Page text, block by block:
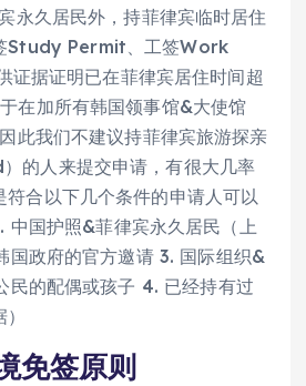
永久居民外，持菲律宾临时居住
Study Permit、工签Work
证据证明已在菲律宾居住时间超
在加所有韩国领事馆&大使馆
此我们不建议持菲律宾旅游探亲
的人来提交申请，有很大几率
符合以下几个条件的申请人可以
中国护照&菲律宾永久居民（上
国政府的官方邀请 3. 国际组织&
民的配偶或孩子 4. 已经持有过
免签原则